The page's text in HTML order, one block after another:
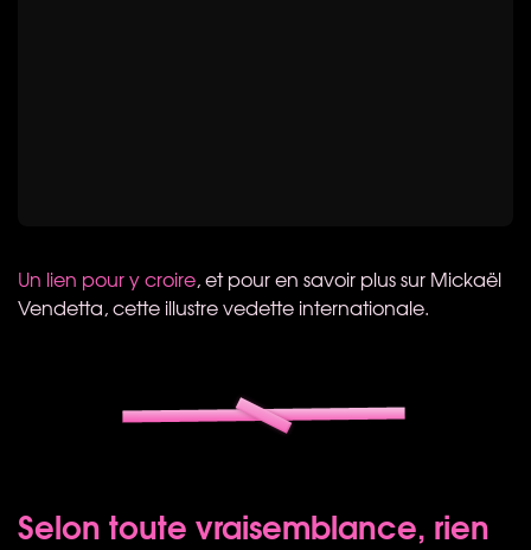
Un lien pour y croire, et pour en savoir plus sur Mickaël
Vendetta, cette illustre vedette internationale.
Selon toute vraisemblance, rien